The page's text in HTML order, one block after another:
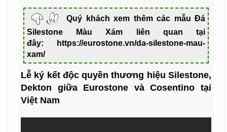
Quý khách xem thêm các mẫu Đá
Silestone Màu Xám liên quan tại
đây:
https://eurostone.vn/da-silestone-mau-
xam/
Lễ ký kết độc quyền thương hiệu Silestone,
Dekton giữa Eurostone và Cosentino tại
Việt Nam